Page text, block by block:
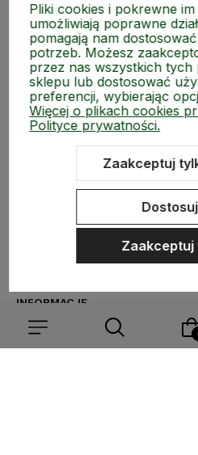
MEDIA SPOŁECZNOŚCIOWE
MOJE KONTO
INFORMACJE
Pliki cookies i pokrewne
umożliwiają poprawne
pomagają nam
potrzeb. Możesz
przez nas wszystkich tych
sklepu lub dostosować
preferencji, wybierając
Więcej o plikach cookies
Polityce prywatności.
Zaakceptuj
Zaakceptuj